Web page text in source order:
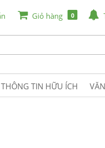
Giỏ hàng 0
THÔNG TIN HỮU ÍCH